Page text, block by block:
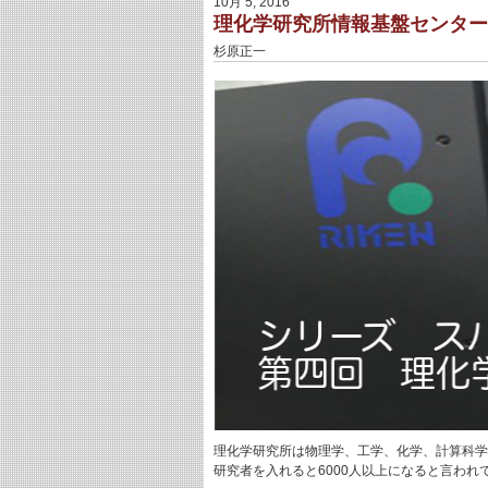
理化学研究所情報基盤センター
杉原正一
理化学研究所は物理学、工学、化学、計算科
研究者を入れると6000人以上になると言われ